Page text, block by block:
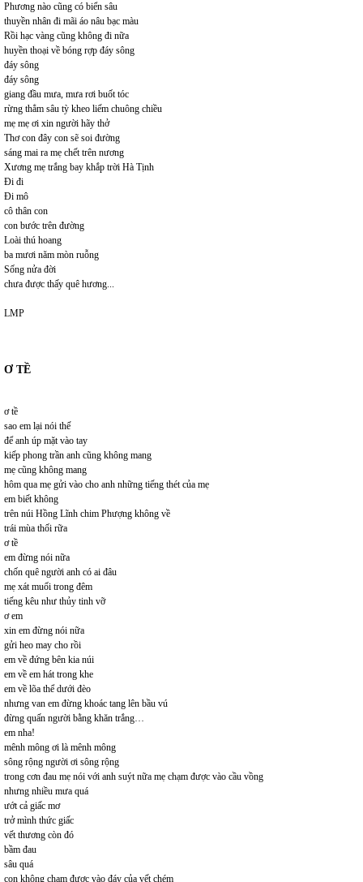
Phương nào cũng có biển sâu
thuyền nhân đi mãi áo nâu bạc màu
Rồi hạc vàng cũng không đi nữa
huyền thoại về bóng rợp đáy sông
đáy sông
đáy sông
giang đầu mưa, mưa rơi buốt tóc
rừng thẳm sâu tỳ kheo liếm chuông chiều
mẹ mẹ ơi xin người hãy thở
Thơ con đây con sẽ soi đường
sáng mai ra mẹ chết trên nương
Xương mẹ trắng bay khắp trời Hà Tịnh
Đi đi
Đi mô
cô thân con
con bước trên đường
Loài thú hoang
ba mươi năm mòn ruỗng
Sống nửa đời
chưa được thấy quê hương...
LMP
Ơ TỀ
ơ tề
sao em lại nói thế
để anh úp mặt vào tay
kiếp phong trần anh cũng không mang
mẹ cũng không mang
hôm qua mẹ gửi vào cho anh những tiếng thét của mẹ
em biết không
trên núi Hồng Lĩnh chim Phượng không về
trái mùa thối rữa
ơ tề
em đừng nói nữa
chốn quê người anh có ai đâu
mẹ xát muối trong đêm
tiếng kêu như thủy tinh vỡ
ơ em
xin em đừng nói nữa
gửi heo may cho rồi
em về đứng bên kia núi
em về em hát trong khe
em về lõa thể dưới đèo
nhưng van em đừng khoác tang lên bầu vú
đừng quấn người bằng khăn trắng…
em nha!
mênh mông ơi là mênh mông
sông rộng người ơi sông rộng
trong cơn đau mẹ nói với anh suýt nữa mẹ chạm được vào cầu vồng
nhưng nhiều mưa quá
ướt cả giấc mơ
trở mình thức giấc
vết thương còn đó
bầm đau
sâu quá
con không chạm được vào đáy của vết chém